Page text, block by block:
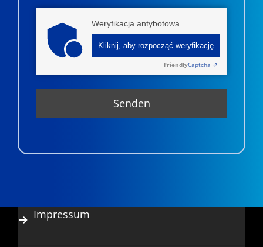
Weryfikacja antybotowa
Kliknij, aby rozpocząć weryfikację
FriendlyCaptcha ⇗
Impressum